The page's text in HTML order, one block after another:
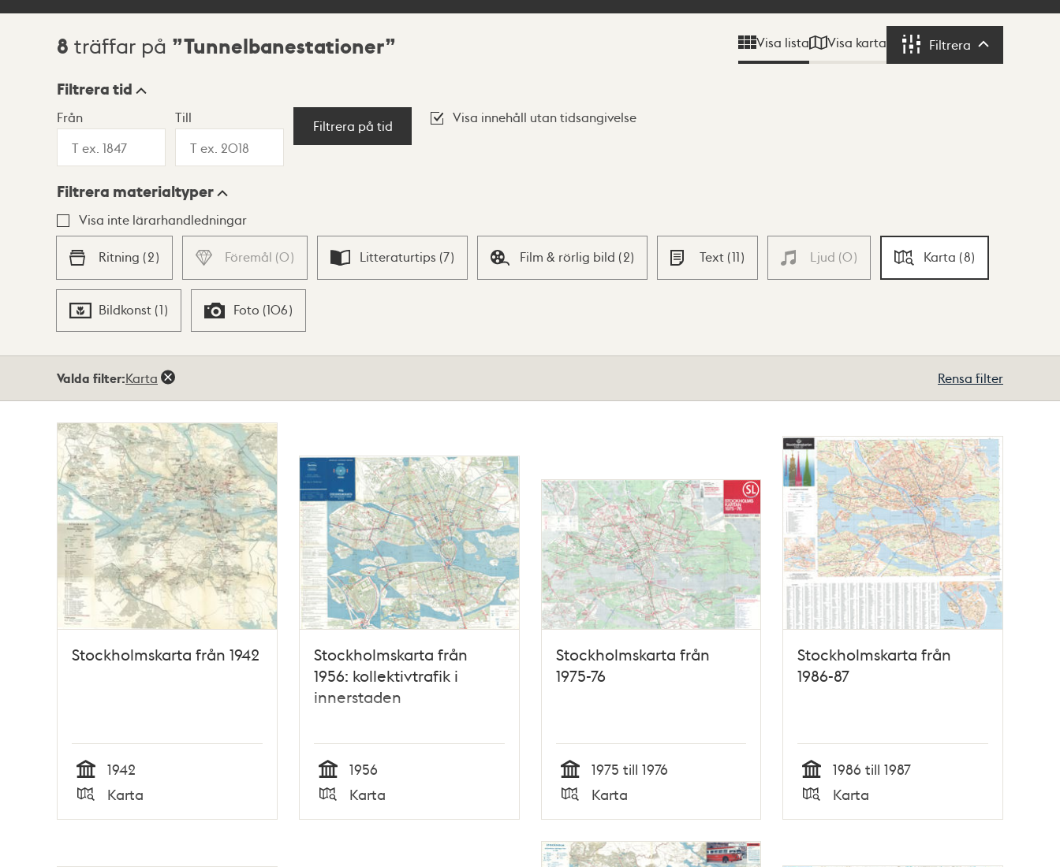
Sökresultat
8 träffar på Tunnelbanestationer Visa lista Visa karta Filtrera Filtrera
Visningsläge
Lista Karta
Filtrera tid
Från Till
Filtrera på tid
Visa innehåll utan tidsangivelse
Filtrera materialtyper
Visa inte lärarhandledningar
Ritning (2) Föremål (0) Litteraturtips (7) Film & rörlig bild (2) Text (11) Ljud (0) Karta (8)
Bildkonst (1) Foto (106)
Valda filter:Karta Rensa filter
Stockholmskarta från 1942
Tid
1942
Typ
Karta
Stockholmskarta från
1956: kollektivtrafik i
innerstaden
Tid
1956
Typ
Karta
Stockholmskarta från
1975-76
Tid
1975 till 1976
Typ
Karta
Stockholmskarta från
1986-87
Tid
1986 till 1987
Typ
Karta